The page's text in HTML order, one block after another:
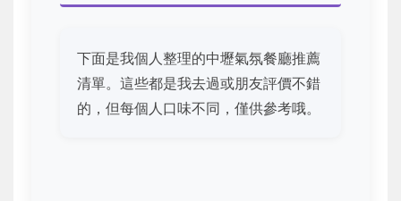
下面是我個人整理的中壢氣氛餐廳推薦
清單。這些都是我去過或朋友評價不錯
的，但每個人口味不同，僅供參考哦。